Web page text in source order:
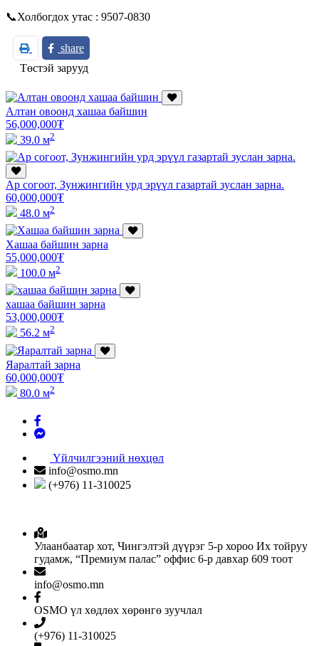
📞Холбогдох утас : 9507-0830
share
Төстэй зарууд
Алтан овоонд хашаа байшин
56,000,000₮
39.0 м2
Ар согоот, Зунжингийн урд эрүүл газартай зуслан зарна.
60,000,000₮
48.0 м2
Хашаа байшин зарна
55,000,000₮
100.0 м2
хашаа байшин зарна
53,000,000₮
56.2 м2
Яаралтай зарна
60,000,000₮
80.0 м2
Үйлчилгээний нөхцөл
info@osmo.mn
(+976) 11-310025
Улаанбаатар хот, Чингэлтэй дүүрэг 5-р хороо Их тойруу
гудамж, “Премиум палас” оффис 6-р давхар 609 тоот
info@osmo.mn
OSMO үл хөдлөх хөрөнгө зуучлал
(+976) 11-310025